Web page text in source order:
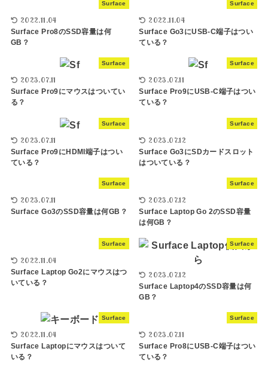
Surface
2022.11.04
Surface Pro8のSSD容量は何
GB？
Surface
2022.11.04
Surface Go3にUSB-C端子はつい
ている？
Surface
2023.07.11
Surface Pro9にマウスはついてい
る？
Surface
2023.07.11
Surface Pro9にUSB-C端子はつい
ている？
Surface
2023.07.11
Surface Pro9にHDMI端子はつい
ている？
Surface
2023.07.12
Surface Go3にSDカードスロット
はついている？
Surface
2023.07.11
Surface Go3のSSD容量は何GB？
Surface
2023.07.12
Surface Laptop Go 2のSSD容量
は何GB？
Surface
2022.11.04
Surface Laptop Go2にマウスはつ
いている？
Surface
2023.07.12
Surface Laptop4のSSD容量は何
GB？
Surface
2022.11.04
Surface Laptopにマウスはついて
いる？
Surface
2023.07.11
Surface Pro8にUSB-C端子はつい
ている？